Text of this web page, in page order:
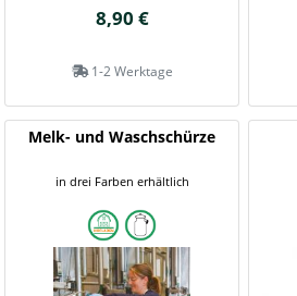
8,90 €
1-2 Werktage
Melk- und Waschschürze
in drei Farben erhältlich